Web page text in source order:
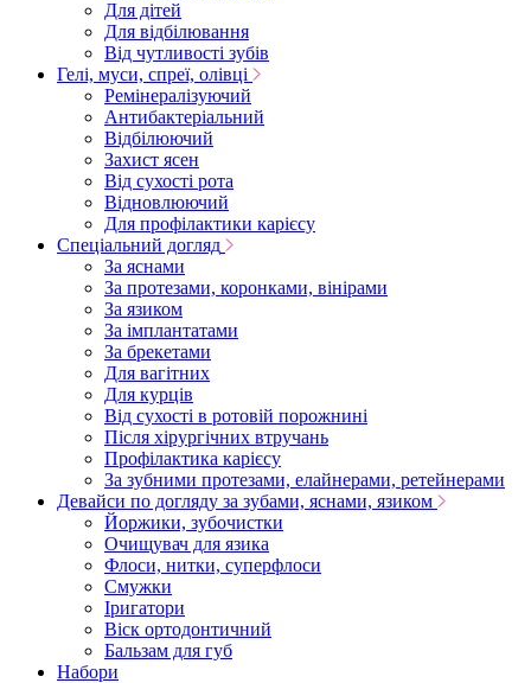
Для дітей
Для відбілювання
Від чутливості зубів
Гелі, муси, спреї, олівці
Ремінералізуючий
Антибактеріальний
Відбілюючий
Захист ясен
Від сухості рота
Відновлюючий
Для профілактики карієсу
Спеціальний догляд
За яснами
За протезами, коронками, вінірами
За язиком
За імплантатами
За брекетами
Для вагітних
Для курців
Від сухості в ротовій порожнині
Після хірургічних втручань
Профілактика карієсу
За зубними протезами, елайнерами, ретейнерами
Девайси по догляду за зубами, яснами, язиком
Йоржики, зубочистки
Очищувач для язика
Флоси, нитки, суперфлоси
Смужки
Іригатори
Віск ортодонтичний
Бальзам для губ
Набори